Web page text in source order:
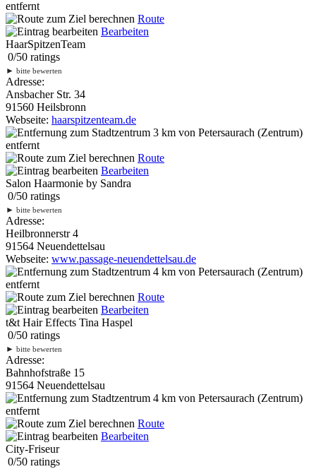
entfernt
Route
Bearbeiten
HaarSpitzenTeam
0/50 ratings
► bitte bewerten
Adresse:
Ansbacher Str. 34
91560 Heilsbronn
Webseite: haarspitzenteam.de
3 km von Petersaurach (Zentrum)
entfernt
Route
Bearbeiten
Salon Haarmonie by Sandra
0/50 ratings
► bitte bewerten
Adresse:
Heilbronnerstr 4
91564 Neuendettelsau
Webseite: www.passage-neuendettelsau.de
4 km von Petersaurach (Zentrum)
entfernt
Route
Bearbeiten
t&t Hair Effects Tina Haspel
0/50 ratings
► bitte bewerten
Adresse:
Bahnhofstraße 15
91564 Neuendettelsau
4 km von Petersaurach (Zentrum)
entfernt
Route
Bearbeiten
City-Friseur
0/50 ratings